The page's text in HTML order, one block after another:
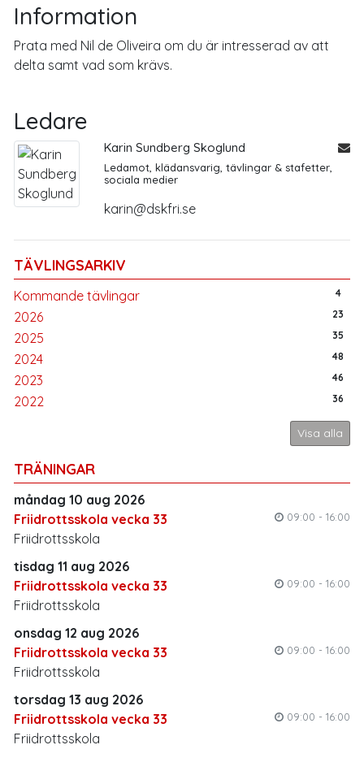
TÄVLINGSARKIV
Kommande tävlingar 4
2026 23
2025 35
2024 48
2023 46
2022 36
Visa alla
TRÄNINGAR
måndag 10 aug 2026
Friidrottsskola vecka 33
09:00 - 16:00
Friidrottsskola
tisdag 11 aug 2026
Friidrottsskola vecka 33
09:00 - 16:00
Friidrottsskola
onsdag 12 aug 2026
Friidrottsskola vecka 33
09:00 - 16:00
Friidrottsskola
torsdag 13 aug 2026
Friidrottsskola vecka 33
09:00 - 16:00
Friidrottsskola
Information
Prata med Nil de Oliveira om du är intresserad av att
delta samt vad som krävs.
Ledare
Karin Sundberg Skoglund
Ledamot, klädansvarig, tävlingar & stafetter,
sociala medier
karin@dskfri.se